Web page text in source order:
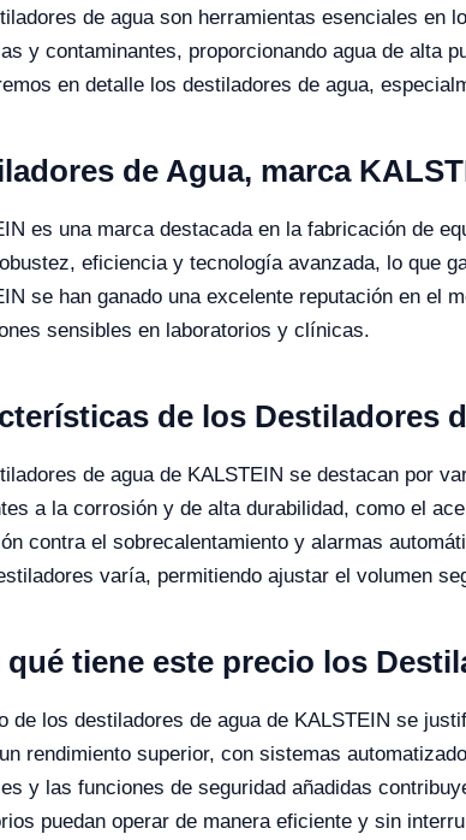
de agua son herramientas esenciales
y contaminantes, proporcionando agua de alta
en detalle los destiladores de agua,
de Agua, marca
es una marca destacada en la fabricación de
eficiencia y tecnología avanzada, lo que
se han ganado una excelente reputación en el
sensibles en laboratorios y clínicas​​.
de los Destiladores
de agua de KALSTEIN se destacan por
a la corrosión y de alta durabilidad, como el
contra el sobrecalentamiento y alarmas
varía, permitiendo ajustar el volumen
qué tiene este precio los
de los destiladores de agua de KALSTEIN se
rendimiento superior, con sistemas
y las funciones de seguridad añadidas
puedan operar de manera eficiente y sin